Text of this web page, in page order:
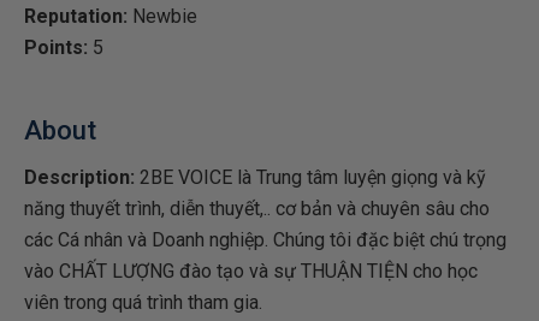
Reputation: Newbie
Points: 5
About
Description: 2BE VOICE là Trung tâm luyện giọng và kỹ
năng thuyết trình, diễn thuyết,.. cơ bản và chuyên sâu cho
các Cá nhân và Doanh nghiệp. Chúng tôi đặc biệt chú trọng
vào CHẤT LƯỢNG đào tạo và sự THUẬN TIỆN cho học
viên trong quá trình tham gia.